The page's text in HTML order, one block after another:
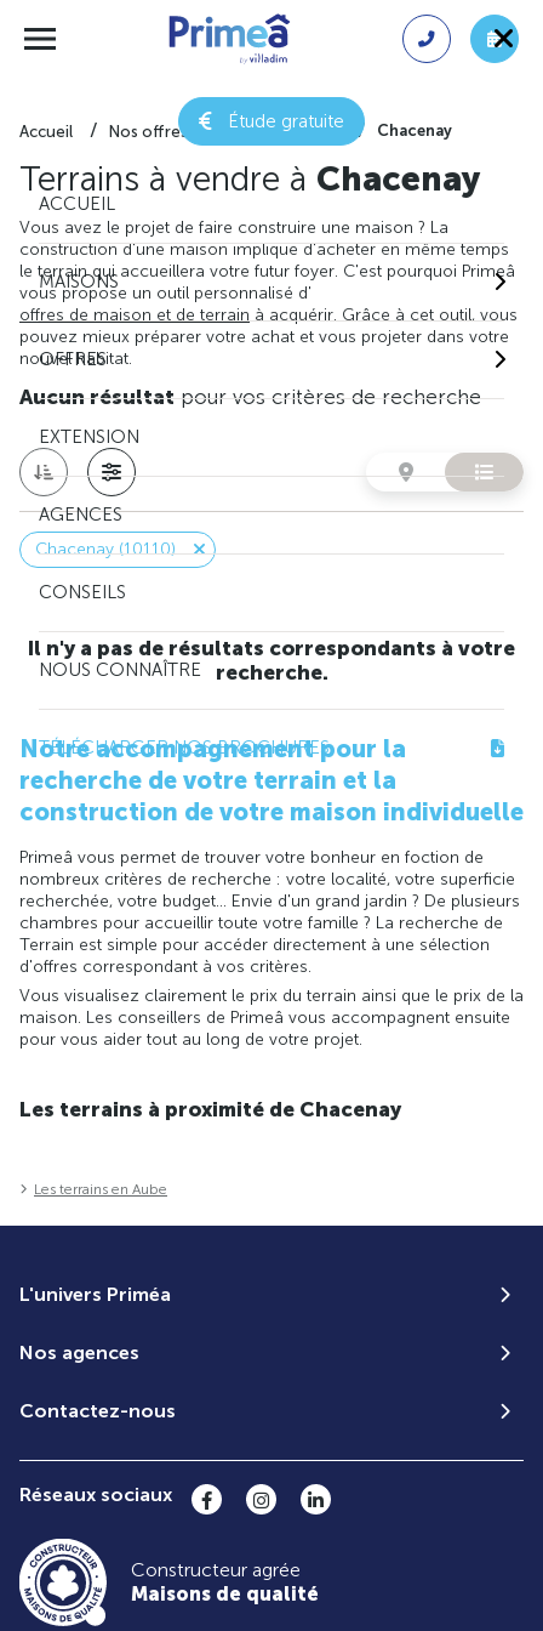
Étude gratuite
ACCUEIL
MAISONS
OFFRES
EXTENSION
AGENCES
CONSEILS
NOUS CONNAÎTRE
TÉLÉCHARGER NOS BROCHURES
Accueil Nos offres de terrain Aube Chacenay
Terrains à vendre à Chacenay
Vous avez le projet de faire construire une maison ? La
construction d'une maison implique d'acheter en même temps
le terrain qui accueillera votre futur foyer. C'est pourquoi Primeâ
vous propose un outil personnalisé d'
offres de maison et de terrain à acquérir. Grâce à cet outil, vous
pouvez mieux préparer votre achat et vous projeter dans votre
nouvel habitat.
Aucun résultatpour vos critères de recherche
Chacenay (10110)
Il n'y a pas de résultats correspondants à votre
recherche.
Notre accompagnement pour la
recherche de votre terrain et la
construction de votre maison individuelle
Primeâ vous permet de trouver votre bonheur en foction de
nombreux critères de recherche : votre localité, votre superficie
recherchée, votre budget... Envie d'un grand jardin ? De plusieurs
chambres pour accueillir toute votre famille ? La recherche de
Terrain est simple pour accéder directement à une sélection
d'offres correspondant à vos critères.
Vous visualisez clairement le prix du terrain ainsi que le prix de la
maison. Les conseillers de Primeâ vous accompagnent ensuite
pour vous aider tout au long de votre projet.
Les terrains à proximité de Chacenay
Les terrains en Aube
L'univers Priméa
Nos agences
Contactez-nous
Réseaux sociaux
Constructeur agrée
Maisons de qualité